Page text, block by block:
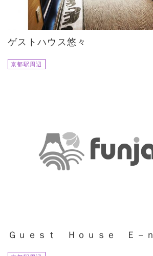
ゲストハウス悠々
京都駅周辺
Ｇｕｅｓｔ Ｈｏｕｓｅ Ｅ－